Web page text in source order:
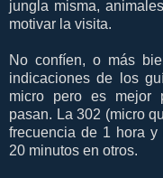
jungla misma,
motivar la visita.
No confíen, o más
indicaciones de los
micro pero es mejor
pasan. La 302 (micro
frecuencia de 1 hora
20 minutos en otros.